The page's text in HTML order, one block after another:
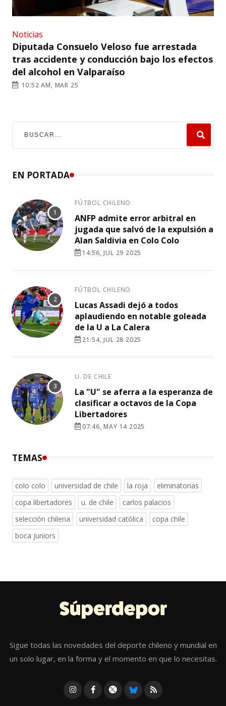
Noticias
Diputada Consuelo Veloso fue arrestada
tras accidente y conducción bajo los efectos
del alcohol en Valparaíso
10:52 AM, MAR 25
EN PORTADA
FÚTBOL CHILENO
ANFP admite error arbitral en
jugada que salvó de la expulsión a
Alan Saldivia en Colo Colo
14:56, JUL 29 2025
FÚTBOL CHILENO
Lucas Assadi dejó a todos
aplaudiendo en notable goleada
de la U a La Calera
21:54, JUL 28 2025
U. DE CHILE
La "U" se aferra a la esperanza de
clasificar a octavos de la Copa
Libertadores
07:46, MAY 14 2025
TEMAS
colo colo universidad de chile la roja
eliminatorias
copa libertadores
u. de chile
carlos palacios
selección chilena
universidad católica
copa chile
boca juniors
Sigue todas las novedades del deporte chileno y mundial en
un solo lugar, en la forma y el momento en que lo necesitas.